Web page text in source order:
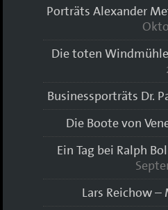
Porträts Alexander
Die toten
Businessporträts Dr.
Die Boote von
Ein Tag bei Ralph
Lars Reichow –